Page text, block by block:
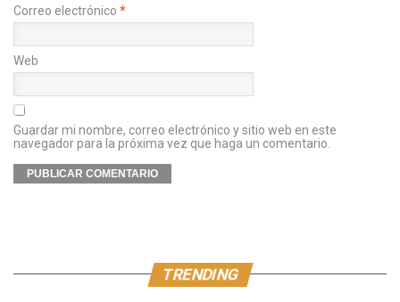
Correo electrónico *
Web
Guardar mi nombre, correo electrónico y sitio web en este
navegador para la próxima vez que haga un comentario.
TRENDING